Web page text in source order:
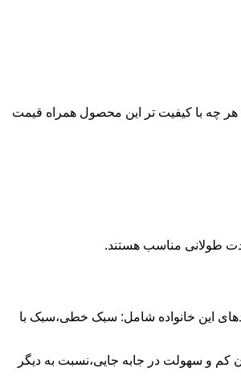
به تولید هر چه با کیفیت تر این محصول همراه قیمت
طولانی مناسب هستند.
صنعت را در اختیار دارد.متداول ترین گریدهای این خانواده شامل: سبک خطی،سبک با
کم و سهولت در جابه جایی،نسبت به دیگر